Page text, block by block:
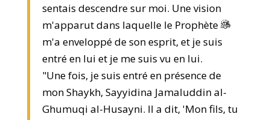
sentais descendre sur moi. Une vision
m'apparut dans laquelle le Prophète
m'a enveloppé de son esprit, et je suis
entré en lui et je me suis vu en lui.
"Une fois, je suis entré en présence de
mon Shaykh, Sayyidina Jamaluddin al-
Ghumuqi al-Husayni. Il a dit, 'Mon fils, tu